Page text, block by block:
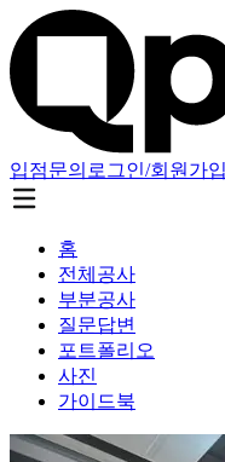
입점문의 로그인/회원가입
홈
전체공사
부분공사
질문답변
포트폴리오
사진
가이드북